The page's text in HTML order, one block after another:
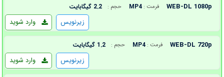
WEB-DL 1080p فرمت : MP4 حجم : 2.2 گیگابایت
وارد شوید زیرنویس
WEB-DL 720p فرمت : MP4 حجم : 1.2 گیگابایت
وارد شوید زیرنویس